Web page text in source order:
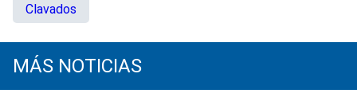
Clavados
MÁS NOTICIAS